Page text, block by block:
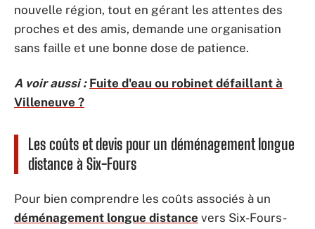
nouvelle région, tout en gérant les attentes des
proches et des amis, demande une organisation
sans faille et une bonne dose de patience.
A voir aussi : Fuite d'eau ou robinet défaillant à
Villeneuve ?
Les coûts et devis pour un déménagement longue
distance à Six-Fours
Pour bien comprendre les coûts associés à un
déménagement longue distance vers Six-Fours-